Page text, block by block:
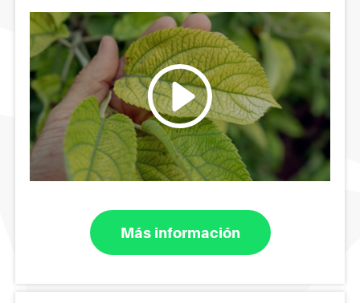
Más información